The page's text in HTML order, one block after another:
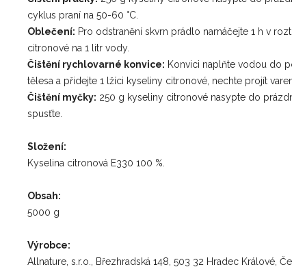
cyklus praní na 50-60 °C.
Oblečení: Pro odstranění skvrn prádlo namáčejte 1 h v
citronové na 1 litr vody.
Čištění rychlovarné konvice: Konvici naplňte vodou do
tělesa a přidejte 1 lžíci kyseliny citronové, nechte projít
Čištění myčky: 250 g kyseliny citronové nasypte do
spusťte.
Složení:
Kyselina citronová E330 100 %.
Obsah:
5000 g
Výrobce:
Allnature, s.r.o., Březhradská 148, 503 32 Hradec Králové,